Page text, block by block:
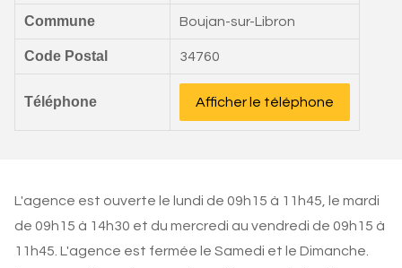
Commune Boujan-sur-Libron
Code Postal 34760
Téléphone Afficher le téléphone
L'agence est ouverte le lundi de 09h15 à 11h45, le mardi
de 09h15 à 14h30 et du mercredi au vendredi de 09h15 à
11h45. L'agence est fermée le Samedi et le Dimanche.